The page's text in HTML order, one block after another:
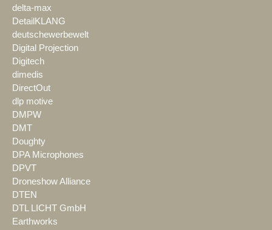
delta-max
DetailKLANG
deutschewerbewelt
Digital Projection
Digitech
dimedis
DirectOut
dlp motive
DMPW
DMT
Doughty
DPA Microphones
DPVT
Droneshow Alliance
DTEN
DTL LICHT GmbH
Earthworks